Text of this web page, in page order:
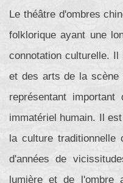
Le théâtre d'ombres
folklorique ayant une
connotation culturelle. Il
et des arts de la scène
représentant
immatériel humain. Il
la culture traditionnelle
d'années de
lumière et de l'ombre